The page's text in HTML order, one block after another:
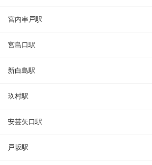
宮内串戸駅
宮島口駅
新白島駅
玖村駅
安芸矢口駅
戸坂駅